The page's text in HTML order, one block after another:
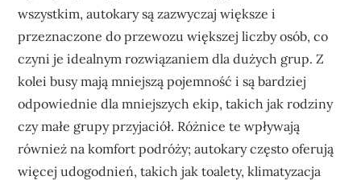
wszystkim, autokary są zazwyczaj większe i
przeznaczone do przewozu większej liczby osób, co
czyni je idealnym rozwiązaniem dla dużych grup. Z
kolei busy mają mniejszą pojemność i są bardziej
odpowiednie dla mniejszych ekip, takich jak rodziny
czy małe grupy przyjaciół. Różnice te wpływają
również na komfort podróży; autokary często oferują
więcej udogodnień, takich jak toalety, klimatyzacja